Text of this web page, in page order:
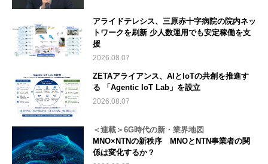
アライドテレシス、三原赤十字病院の院内ネッ
トワークを刷新 少人数運用でも安定稼働を支
援
2026.08.07
ZETAアライアンス、AIとIoTの共創を推進す
る 「Agentic IoT Lab」を設立
2026.08.07
＜連載＞6G時代の新・業界地図
MNO×NTNの新秩序 MNOとNTN事業者の関
係は変化するか？